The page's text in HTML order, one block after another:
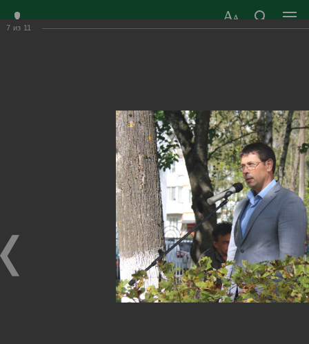
САМОУПРАВЛЕНИЯ
г. Радужный, 1 квартал, д.55
Адрес здания администрации
radugn@avo.ru
Электронная почта
Главная Фотогалерея › Новости
›
Пусть добрая память живет
Пусть добрая память живет
7 из 11